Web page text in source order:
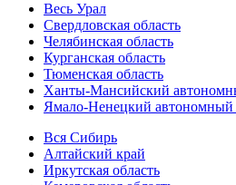
Весь Урал
Свердловская область
Челябинская область
Курганская область
Тюменская область
Ханты-Мансийский
Ямало-Ненецкий автономный
Вся Сибирь
Алтайский край
Иркутская область